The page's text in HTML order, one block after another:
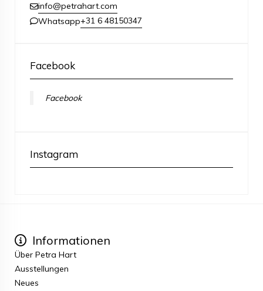
info@petrahart.com
Whatsapp+31 6 48150347
Facebook
Facebook
Instagram
Informationen
Über Petra Hart
Ausstellungen
Neues